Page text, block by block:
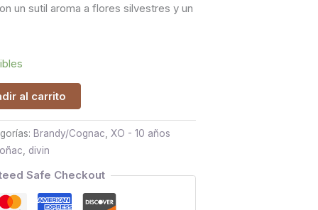
un sutil aroma a flores silvestres y un
al carrito
Brandy/Cognac, XO - 10 años
, divin
Safe Checkout